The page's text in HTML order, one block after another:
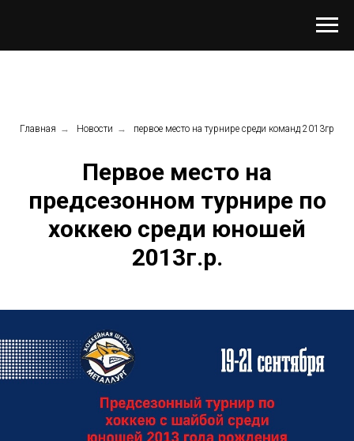
Главная → Новости → первое место на турнире среди команд 2013гр
Первое место на
предсезонном турнире по
хоккею среди юношей
2013г.р.